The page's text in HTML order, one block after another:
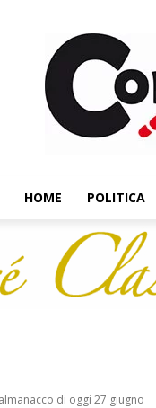
HOME POLITICA
di oggi 27 giugno